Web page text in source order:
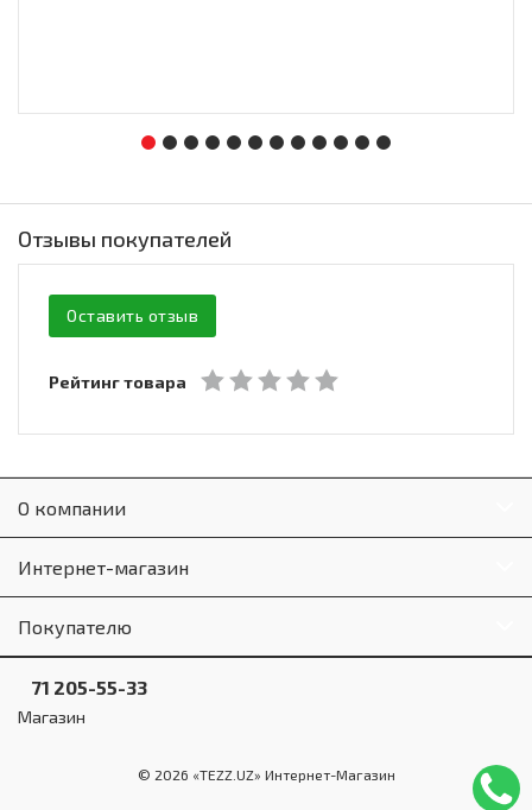
Отзывы покупателей
Оставить отзыв
Рейтинг товара
О компании
Интернет-магазин
Покупателю
71 205-55-33
Магазин
© 2026 «TEZZ.UZ» Интернет-Магазин